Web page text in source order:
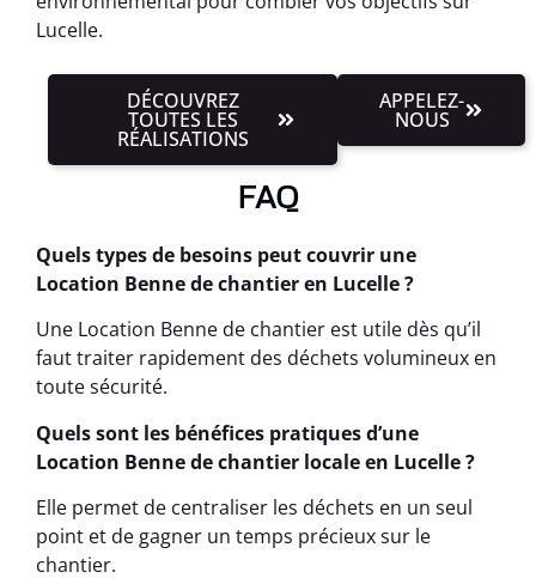
Lucelle.
DÉCOUVREZ
TOUTES LES
RÉALISATIONS
APPELEZ-
NOUS
FAQ
Quels types de besoins peut couvrir une
Location Benne de chantier en Lucelle ?
Une Location Benne de chantier est utile dès qu’il
faut traiter rapidement des déchets volumineux en
toute sécurité.
Quels sont les bénéfices pratiques d’une
Location Benne de chantier locale en Lucelle ?
Elle permet de centraliser les déchets en un seul
point et de gagner un temps précieux sur le
chantier.